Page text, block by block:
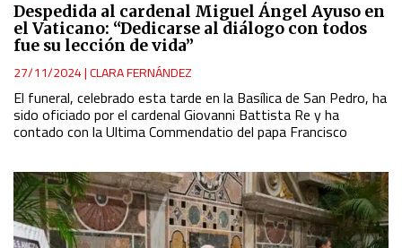
Despedida al cardenal Miguel Ángel Ayuso en
el Vaticano: “Dedicarse al diálogo con todos
fue su lección de vida”
27/11/2024|CLARA FERNÁNDEZ
El funeral, celebrado esta tarde en la Basílica de San Pedro, ha
sido oficiado por el cardenal Giovanni Battista Re y ha
contado con la Ultima Commendatio del papa Francisco